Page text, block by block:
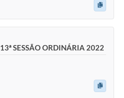
SESSÃO ORDINÁRIA 2022